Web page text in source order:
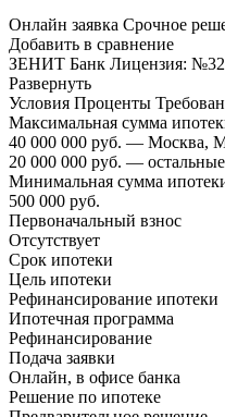
Онлайн заявка Срочное
Добавить в сравнение
ЗЕНИТ Банк Лицензия:
Развернуть
Условия Проценты
Максимальная сумма
40 000 000 руб. —
20 000 000 руб. —
Минимальная сумма
500 000 руб.
Первоначальный взнос
Отсутствует
Срок ипотеки
Цель ипотеки
Рефинансирование ипотеки
Ипотечная программа
Рефинансирование
Подача заявки
Онлайн, в офисе банка
Решение по ипотеке